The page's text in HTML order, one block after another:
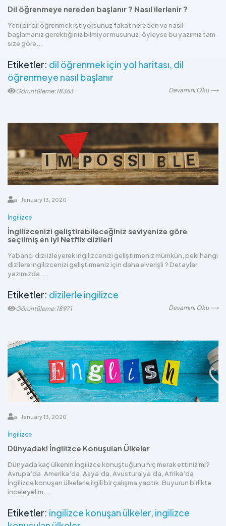
Dil öğrenmeye nereden başlanır ? Nasıl ilerlenir ?
Yeni bir dil öğrenmek istiyorsunuz fakat nereden ve nasıl
başlamanız gerektiğiniz bilmiyor musunuz, öyleyse bu yazımız tam
size göre...
Etiketler: dil öğrenmek için yol haritası dil
öğrenmeye nasıl başlanır
Görüntüleme:18363 Devamını Oku ⟶
a January 13, 2020
İngilizce
İngilizcenizi geliştirebileceğiniz seviyenize göre
seçilmiş en iyi Netflix dizileri
Yabancı dizi izleyerek ingilizcenizi geliştirmeniz mümkün, peki hangi
dizilere ingilizcenizi geliştirmeniz için daha elverişli ? Detaylar
yazımızda....
Etiketler: dizilerle ingilizce
Görüntüleme:18971 Devamını Oku ⟶
a January 13, 2020
İngilizce
Dünyadaki İngilizce Konuşulan Ülkeler
Dünyada kaç ülkenin İngilizce konuştuğunu hiç merak ettiniz mi?
Avrupa’da, Amerika’da, Asya’da, Avusturalya’da, Afrika’da
İngilizce konuşan ülkelerle ilgili bir çalışma yaptık. Buyurun birlikte
inceleyelim....
Etiketler: ingilizce konuşan ülkeler ingilizce